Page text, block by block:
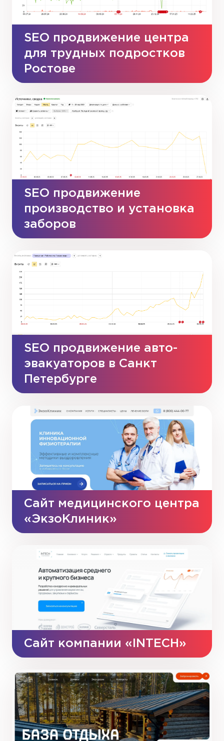
SEO продвижение центра
для трудных подростков
Ростове
SEO продвижение
производство и установка
заборов
SEO продвижение авто-
эвакуаторов в Санкт
Петербурге
Сайт медицинского центра
«ЭкзоКлиник»
Сайт компании «INTECH»